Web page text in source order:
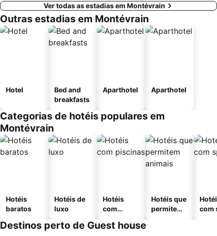
Ver todas as estadias em Montévrain
Outras estadias em Montévrain
Hotel
Bed and
breakfasts
Aparthotel Aparthotel
Categorias de hotéis populares em
Montévrain
Hotéis
baratos
Hotéis de
luxo
Hotéis
com
Hotéis que
permitem
com
Destinos perto de Guest house